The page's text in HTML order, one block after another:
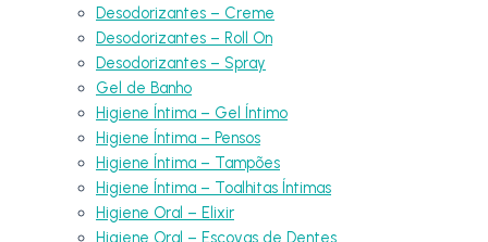
Desodorizantes – Creme
Desodorizantes – Roll On
Desodorizantes – Spray
Gel de Banho
Higiene Íntima – Gel Íntimo
Higiene Íntima – Pensos
Higiene Íntima – Tampões
Higiene Íntima – Toalhitas Íntimas
Higiene Oral – Elixir
Higiene Oral – Escovas de Dentes